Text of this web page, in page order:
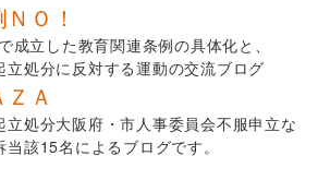
Ｏ！
成立した教育関連条例の具体化と、
立処分に反対する運動の交流ブログ
Ａ
立処分大阪府・市人事委員会不服申立な
当該15名によるブログです。